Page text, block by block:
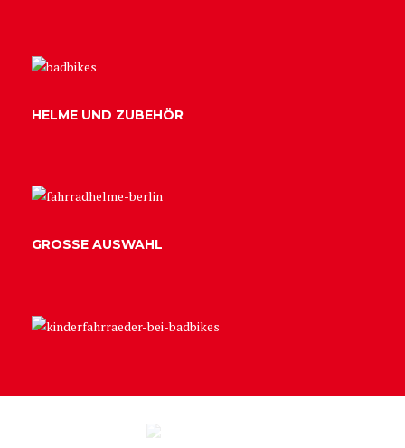
HELME UND ZUBEHÖR
GROSSE AUSWAHL